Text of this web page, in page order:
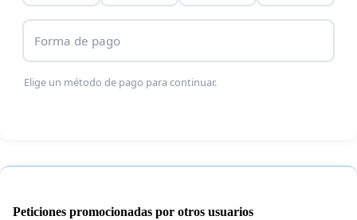
- Mantener la zona exterior del instituto en
condiciones óptimas.
- Disponer de personal de control de acceso en
horario de partidos y entrenamiento.
Forma de pago
Elige un método de pago para continuar.
Peticiones promocionadas por otros usuarios